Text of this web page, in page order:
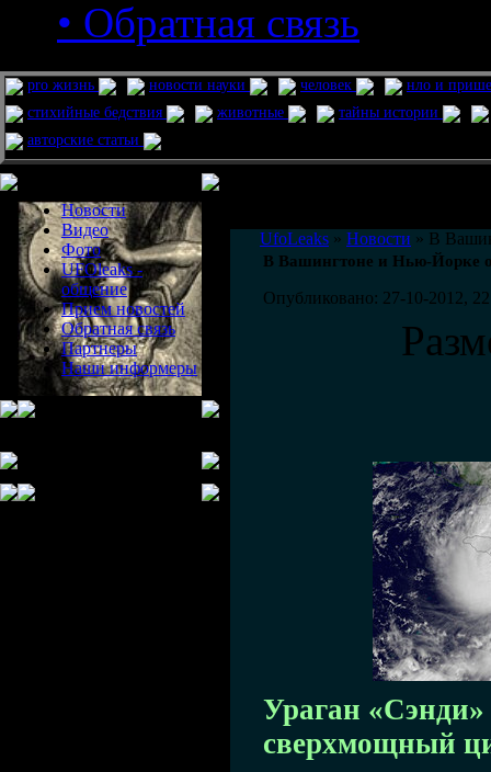
• Обратная связь
pro жизнь новости науки человек
нло и
стихийные бедствия
животные
тайны истории
авторские статьи
Новости
Видео
Фото
UFOleaks -
общение
Прием новостей
Обратная связь
Партнеры
Наши информеры
UfoLeaks » Новости » В
В Вашингтоне и Нью-Йорке
Опубликовано: 27-10-2012,
Ураган «Сэнди»
сверхмощный